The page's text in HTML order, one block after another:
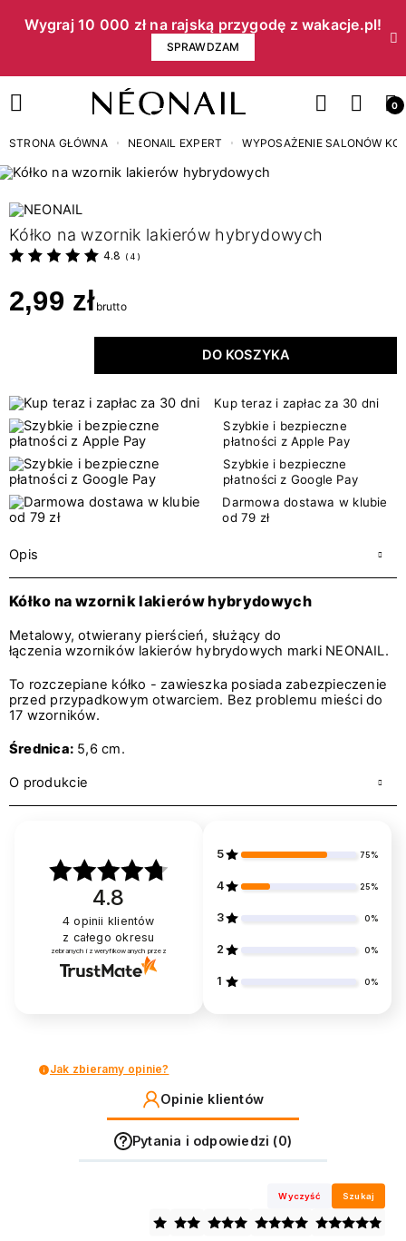
Wygraj 10 000 zł na rajską przygodę z wakacje.pl!​
SPRAWDZAM
0
STRONA GŁÓWNA NEONAIL EXPERT WYPOSAŻENIE SALONÓW
Kółko na wzornik lakierów hybrydowych
4.8 ( 4 )
2,99 złbrutto
DO KOSZYKA
Kup teraz i zapłac za 30 dni
Szybkie i bezpieczne
płatności z Apple Pay
Szybkie i bezpieczne
płatności z Google Pay
Darmowa dostawa w klubie
od 79 zł
Opis
Kółko na wzornik lakierów hybrydowych
Metalowy, otwierany pierścień, służący do
łączenia wzorników lakierów hybrydowych marki NEONAIL.
To rozczepiane kółko - zawieszka posiada zabezpieczenie
przed przypadkowym otwarciem. Bez problemu mieści do
17 wzorników.
Średnica:5,6 cm.
O produkcie
4.8
4 opinii klientów
z całego okresu
zebranych i zweryfikowanych przez
5 75%
4 25%
3 0%
2 0%
1 0%
Jak zbieramy opinie?
Opinie klientów
Pytania i odpowiedzi (0)
Wyczyść Szukaj